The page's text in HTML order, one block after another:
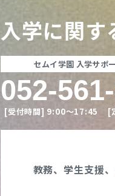
入学に関す
セムイ学園 入学サポ
052-
[受付時間] 9:00〜17:45 [
教務、学生支援、